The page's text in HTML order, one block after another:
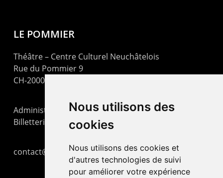
Nous utilisons des
cookies
Nous utilisons des cookies et
d'autres technologies de suivi
pour améliorer votre expérience
LE POMMIER
Théâtre – Centre Culturel Neuchâtelois
Rue du Pommier 9
CH-2000 Neuchâtel
Administration : +41 32 725 03 03
Billetterie : +41 32 725 05 05
contact@lepommier.ch